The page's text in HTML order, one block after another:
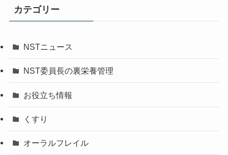
カテゴリー
NSTニュース
NST委員長の裏栄養管理
お役立ち情報
くすり
オーラルフレイル